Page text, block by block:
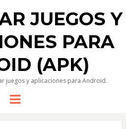
JUEGOS Y
PARA
(APK)
juegos y aplicaciones para Android.
Menu